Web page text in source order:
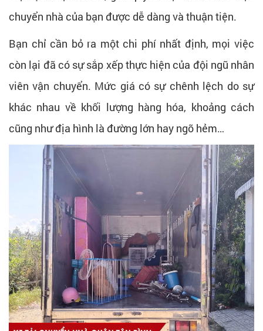
chuyển nhà của bạn được dễ dàng và thuận tiện.
Bạn chỉ cần bỏ ra một chi phí nhất định, mọi việc
còn lại đã có sự sắp xếp thực hiện của đội ngũ nhân
viên vận chuyển. Mức giá có sự chênh lệch do sự
khác nhau về khối lượng hàng hóa, khoảng cách
cũng như địa hình là đường lớn hay ngõ hẻm…